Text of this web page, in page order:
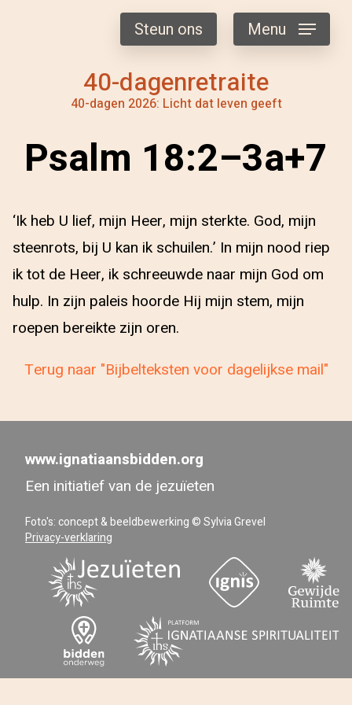
40-dagenretraite
40-dagen 2026: Licht dat leven geeft
Steun ons Menu
Psalm 18:2–3a+7
‘Ik heb U lief, mijn Heer, mijn sterkte. God, mijn
steenrots, bij U kan ik schuilen.’ In mijn nood riep
ik tot de Heer, ik schreeuwde naar mijn God om
hulp. In zijn paleis hoorde Hij mijn stem, mijn
roepen bereikte zijn oren.
Terug naar "Bijbelteksten voor dagelijkse mail"
www.ignatiaansbidden.org
Een initiatief van de jezuïeten
Foto's: concept & beeldbewerking © Sylvia Grevel
Privacy-verklaring